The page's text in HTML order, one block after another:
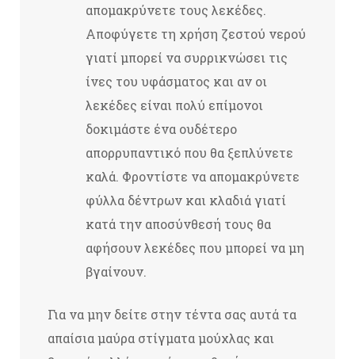
απομακρύνετε τους λεκέδες.
Αποφύγετε τη χρήση ζεστού νερού
γιατί μπορεί να συρρικνώσει τις
ίνες του υφάσματος και αν οι
λεκέδες είναι πολύ επίμονοι
δοκιμάστε ένα ουδέτερο
απορρυπαντικό που θα ξεπλύνετε
καλά. Φροντίστε να απομακρύνετε
φύλλα δέντρων και κλαδιά γιατί
κατά την αποσύνθεσή τους θα
αφήσουν λεκέδες που μπορεί να μη
βγαίνουν.
Για να μην δείτε στην τέντα σας αυτά τα
απαίσια μαύρα στίγματα μούχλας και